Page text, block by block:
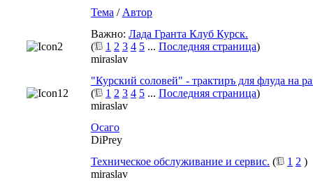
Тема / Автор
Важно: Лада Гранта Клуб Курск.
(
1 2 3 4 5 ... Последняя страница)
miraslav
"Курский соловей" - трактиръ для флуда на
(
1 2 3 4 5 ... Последняя страница)
miraslav
Осаго
DiPrey
Техническое обслуживание и сервис. ( 1 2 )
miraslav